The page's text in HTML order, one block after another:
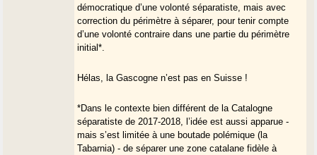
démocratique d’une volonté séparatiste, mais avec
correction du périmètre à séparer, pour tenir compte
d’une volonté contraire dans une partie du périmètre
initial*.
Hélas, la Gascogne n’est pas en Suisse !
*Dans le contexte bien différent de la Catalogne
séparatiste de 2017-2018, l’idée est aussi apparue -
mais s’est limitée à une boutade polémique (la
Tabarnia) - de séparer une zone catalane fidèle à